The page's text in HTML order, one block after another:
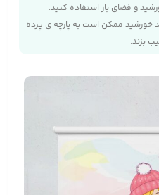
و فضای باز استفاده کنید.
خورشید ممکن است به پارچه‌ ی پرده
بزند.